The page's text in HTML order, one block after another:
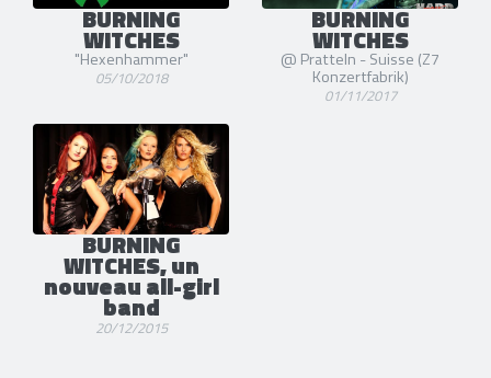
BURNING
WITCHES
"Hexenhammer"
05/10/2018
BURNING
WITCHES
@ Pratteln - Suisse (Z7
Konzertfabrik)
01/11/2017
BURNING
WITCHES, un
nouveau all-girl
band
20/12/2015